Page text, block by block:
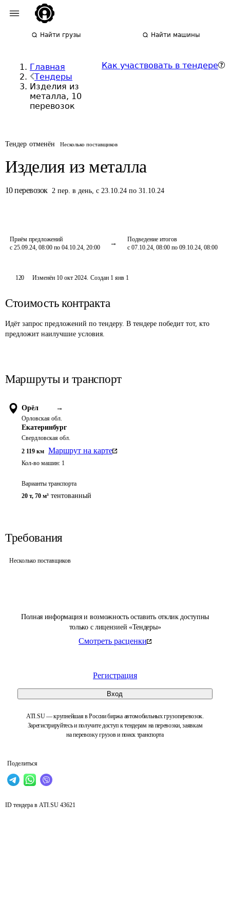
Найти грузы Найти машины
Главная
Тендеры
Изделия из
металла, 10
перевозок
Как участвовать в тендере
Тендер отменён Несколько поставщиков
Изделия из металла
10 перевозок 2 пер. в день, с 23.10.24 по 31.10.24
Приём предложений
с 25.09.24, 08:00 по 04.10.24, 20:00
Подведение итогов
с 07.10.24, 08:00 по 09.10.24, 08:00
Полная информация и возможность оставить отклик доступны
только с лицензией «Тендеры»
Смотреть расценки
Регистрация
Вход
ATI.SU — крупнейшая в России биржа автомобильных грузоперевозок.
Зарегистрируйтесь и получите доступ к тендерам на перевозки, заявкам
на перевозку грузов и поиск транспорта
Поделиться
120 Изменён 10 окт 2024. Создан 1 янв 1
Стоимость контракта
Идёт запрос предложений по тендеру. В тендере победит тот, кто
предложит наилучшие условия.
Маршруты и транспорт
Орёл →
Орловская обл.
Екатеринбург
Свердловская обл.
2 119 км Маршрут на карте
Кол-во машин: 1
Варианты транспорта
20 т, 70 м³ тентованный
Требования
Несколько поставщиков
ID тендера в ATI.SU 43621